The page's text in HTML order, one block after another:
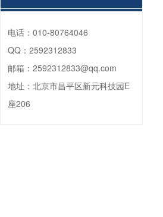
电话： 010-80764046
QQ： 2592312833
邮箱： 2592312833@qq.com
地址： 北京市昌平区新元科技园E
座206